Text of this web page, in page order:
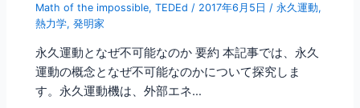
Math of the impossible,TEDEd / 2017年6月5日 /永久運動,
熱力学,発明家
永久運動となぜ不可能なのか 要約 本記事では、永久
運動の概念となぜ不可能なのかについて探究しま
す。永久運動機は、外部エネ…